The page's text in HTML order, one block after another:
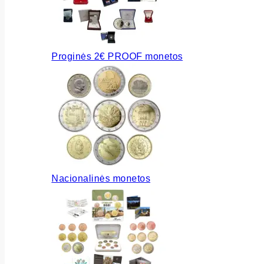
Proginės 2€ PROOF monetos
Nacionalinės monetos